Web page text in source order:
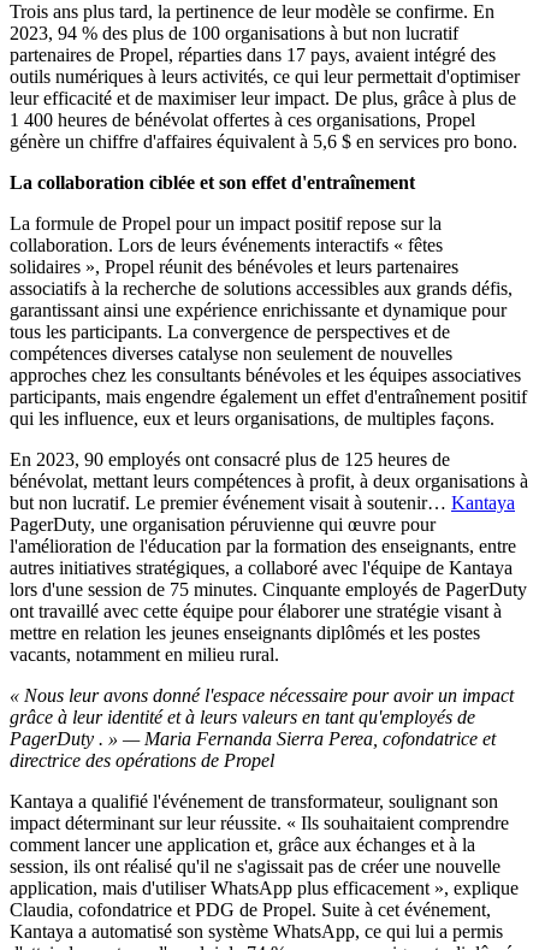
Trois ans plus tard, la pertinence de leur modèle se confirme. En
2023, 94 % des plus de 100 organisations à but non lucratif
partenaires de Propel, réparties dans 17 pays, avaient intégré des
outils numériques à leurs activités, ce qui leur permettait d'optimiser
leur efficacité et de maximiser leur impact. De plus, grâce à plus de
1 400 heures de bénévolat offertes à ces organisations, Propel
génère un chiffre d'affaires équivalent à 5,6 $ en services pro bono.
La collaboration ciblée et son effet d'entraînement
La formule de Propel pour un impact positif repose sur la
collaboration. Lors de leurs événements interactifs « fêtes
solidaires », Propel réunit des bénévoles et leurs partenaires
associatifs à la recherche de solutions accessibles aux grands défis,
garantissant ainsi une expérience enrichissante et dynamique pour
tous les participants. La convergence de perspectives et de
compétences diverses catalyse non seulement de nouvelles
approches chez les consultants bénévoles et les équipes associatives
participants, mais engendre également un effet d'entraînement positif
qui les influence, eux et leurs organisations, de multiples façons.
En 2023, 90 employés ont consacré plus de 125 heures de
bénévolat, mettant leurs compétences à profit, à deux organisations à
but non lucratif. Le premier événement visait à soutenir… Kantaya
PagerDuty, une organisation péruvienne qui œuvre pour
l'amélioration de l'éducation par la formation des enseignants, entre
autres initiatives stratégiques, a collaboré avec l'équipe de Kantaya
lors d'une session de 75 minutes. Cinquante employés de PagerDuty
ont travaillé avec cette équipe pour élaborer une stratégie visant à
mettre en relation les jeunes enseignants diplômés et les postes
vacants, notamment en milieu rural.
« Nous leur avons donné l'espace nécessaire pour avoir un impact
grâce à leur identité et à leurs valeurs en tant qu'employés de
PagerDuty . » — Maria Fernanda Sierra Perea, cofondatrice et
directrice des opérations de Propel
Kantaya a qualifié l'événement de transformateur, soulignant son
impact déterminant sur leur réussite. « Ils souhaitaient comprendre
comment lancer une application et, grâce aux échanges et à la
session, ils ont réalisé qu'il ne s'agissait pas de créer une nouvelle
application, mais d'utiliser WhatsApp plus efficacement », explique
Claudia, cofondatrice et PDG de Propel. Suite à cet événement,
Kantaya a automatisé son système WhatsApp, ce qui lui a permis